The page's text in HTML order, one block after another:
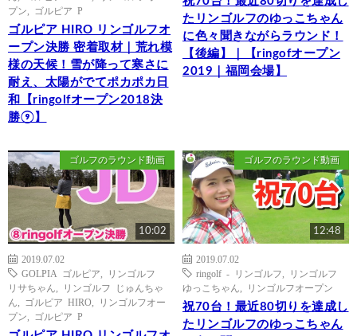
プン
ゴルピア P
ゴルピア HIRO リンゴルフオ
ープン決勝 密着取材｜荒れ模
様の天候！雪が降って寒さに
耐え、太陽がでてポカポカ日
和【ringolfオープン2018決
勝⑨】
たリンゴルフのゆっこちゃん
に色々聞きながらラウンド！
【後編】｜【ringofオープン
2019｜福岡会場】
ゴルフのラウンド動画
10:02
2019.07.02
GOLPIA ゴルピア
リンゴルフ
リサちゃん
リンゴルフ じゅんちゃ
ん
ゴルピア HIRO
リンゴルフオー
プン
ゴルピア P
ゴルフのラウンド動画
12:48
2019.07.02
ringolf - リンゴルフ
リンゴルフ
ゆっこちゃん
リンゴルフオープン
祝70台！最近80切りを達成し
たリンゴルフのゆっこちゃん